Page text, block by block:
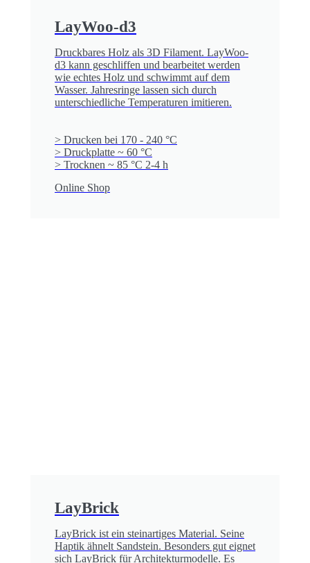
LayWoo-d3
Druckbares Holz als 3D Filament. LayWoo-
d3 kann geschliffen und bearbeitet werden
wie echtes Holz und schwimmt auf dem
Wasser. Jahresringe lassen sich durch
unterschiedliche Temperaturen imitieren.
> Drucken bei 170 - 240 °C
> Druckplatte ~ 60 °C
> Trocknen ~ 85 °C 2-4 h
Online Shop
LayBrick
LayBrick ist ein steinartiges Material. Seine
Haptik ähnelt Sandstein. Besonders gut eignet
sich LayBrick für Architekturmodelle. Es